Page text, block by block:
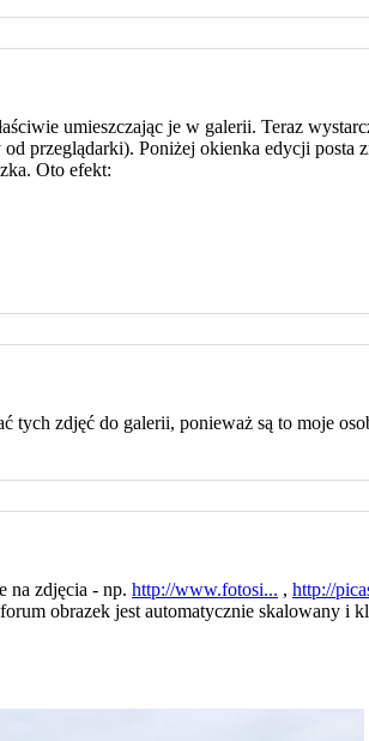
umieszczając je w galerii. Teraz
Poniżej okienka edycji posta
Oto efekt:
zdjęć do galerii, ponieważ są to moje
na zdjęcia - np. http://www.fotosi... , http://
obrazek jest automatycznie skalowany